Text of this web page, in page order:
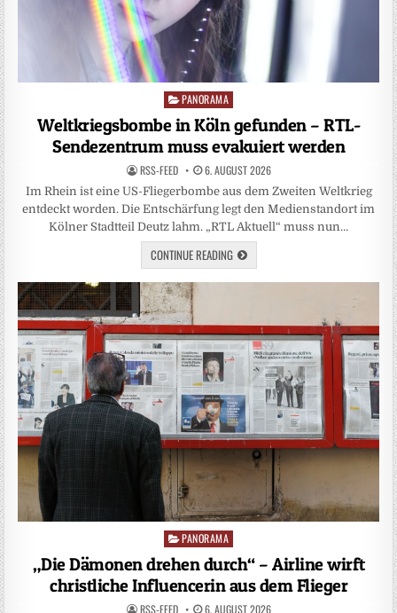
Posted
PANORAMA
Weltkriegsbombe in Köln gefunden – RTL-
Sendezentrum muss evakuiert werden
RSS-FEED 6. AUGUST 2026
Im Rhein ist eine US-Fliegerbombe aus dem Zweiten Weltkrieg
entdeckt worden. Die Entschärfung legt den Medienstandort im
Kölner Stadtteil Deutz lahm. „RTL Aktuell“ muss nun…
CONTINUE READING
Posted
in
PANORAMA
„Die Dämonen drehen durch“ – Airline wirft
christliche Influencerin aus dem Flieger
RSS-FEED 6. AUGUST 2026